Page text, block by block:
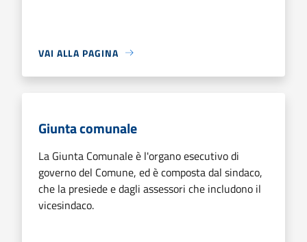
VAI ALLA PAGINA
Giunta comunale
La Giunta Comunale è l'organo esecutivo di
governo del Comune, ed è composta dal sindaco,
che la presiede e dagli assessori che includono il
vicesindaco.